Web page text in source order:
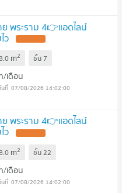
พระราม 4👉แอดไลน์
ว
m2 ชั้น 7
/เดือน
07/08/2026 14:02:00
พระราม 4👉แอดไลน์
ว
m2 ชั้น22
/เดือน
07/08/2026 14:02:00